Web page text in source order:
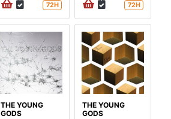
72H 72H
THE YOUNG
GODS
THE YOUNG
GODS